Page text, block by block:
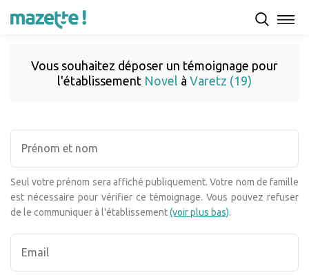
Vous souhaitez déposer un témoignage pour
l'établissement Novel à Varetz (19)
Seul votre prénom sera affiché publiquement. Votre nom de famille
est nécessaire pour vérifier ce témoignage. Vous pouvez refuser
de le communiquer à l'établissement(voir plus bas).